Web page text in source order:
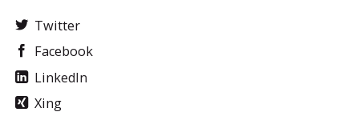
Twitter
Facebook
LinkedIn
Xing